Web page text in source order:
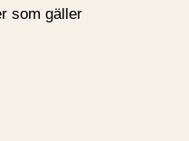
som gäller